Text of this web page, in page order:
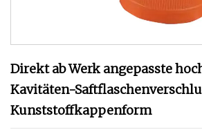
Direkt ab Werk angepasste
Kavitäten-
Kunststoffkappenform